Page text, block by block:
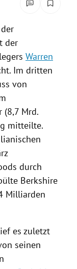
der
Warren
Im dritten
von
Mrd.
mitteilte.
durch
Berkshire
Milliarden
es zuletzt
seinen